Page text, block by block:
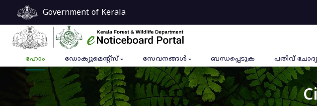
Government of Kerala
ഹോം ഡോക്യുമെൻ്റ്സ് സേവനങ്ങൾ ബന്ധപ്പെടുക പതിവ്